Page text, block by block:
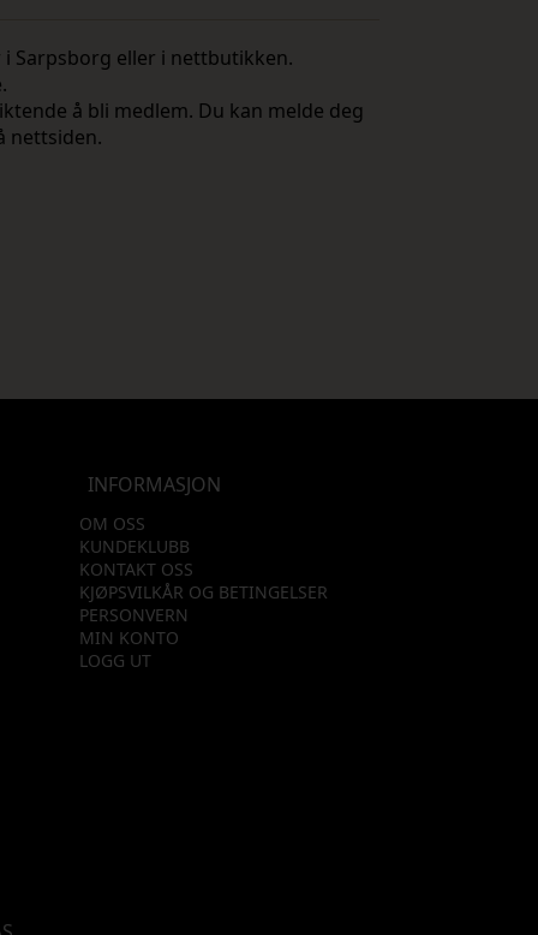
Sarpsborg eller i nettbutikken.
å bli medlem. Du kan melde deg
nettsiden.
INFORMASJON
OM OSS
KUNDEKLUBB
KONTAKT OSS
KJØPSVILKÅR OG BETINGELSER
PERSONVERN
MIN KONTO
LOGG UT